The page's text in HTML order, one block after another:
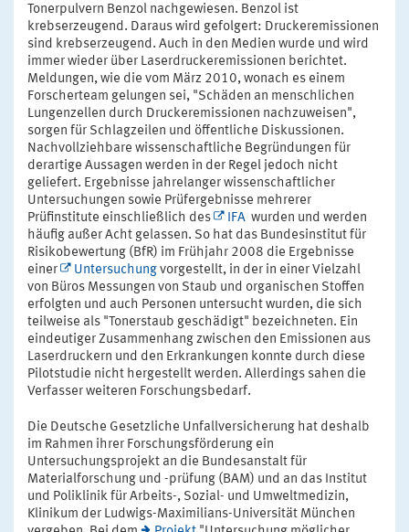
Tonerpulvern Benzol nachgewiesen. Benzol ist
krebserzeugend. Daraus wird gefolgert: Druckeremissionen
sind krebserzeugend. Auch in den Medien wurde und wird
immer wieder über Laserdruckeremissionen berichtet.
Meldungen, wie die vom März 2010, wonach es einem
Forscherteam gelungen sei, "Schäden an menschlichen
Lungenzellen durch Druckeremissionen nachzuweisen",
sorgen für Schlagzeilen und öffentliche Diskussionen.
Nachvollziehbare wissenschaftliche Begründungen für
derartige Aussagen werden in der Regel jedoch nicht
geliefert. Ergebnisse jahrelanger wissenschaftlicher
Untersuchungen sowie Prüfergebnisse mehrerer
Prüfinstitute einschließlich des
IFA wurden und werden
häufig außer Acht gelassen. So hat das Bundesinstitut für
Risikobewertung (BfR) im Frühjahr 2008 die Ergebnisse
einer
Untersuchung vorgestellt, in der in einer Vielzahl
von Büros Messungen von Staub und organischen Stoffen
erfolgten und auch Personen untersucht wurden, die sich
teilweise als "Tonerstaub geschädigt" bezeichneten. Ein
eindeutiger Zusammenhang zwischen den Emissionen aus
Laserdruckern und den Erkrankungen konnte durch diese
Pilotstudie nicht hergestellt werden. Allerdings sahen die
Verfasser weiteren Forschungsbedarf.
Die Deutsche Gesetzliche Unfallversicherung hat deshalb
im Rahmen ihrer Forschungsförderung ein
Untersuchungsprojekt an die Bundesanstalt für
Materialforschung und -prüfung (BAM) und an das Institut
und Poliklinik für Arbeits-, Sozial- und Umweltmedizin,
Klinikum der Ludwigs-Maximilians-Universität München